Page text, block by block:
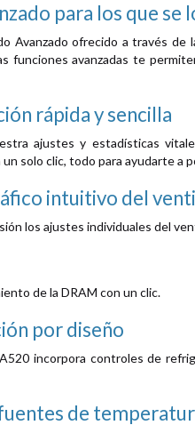
para los que se
Avanzado ofrecido a través
funciones avanzadas te
rápida y sencilla
ajustes y estadísticas
solo clic, todo para ayudarte a
intuitivo del
los ajustes individuales del
de la DRAM con un clic.
por diseño
incorpora controles de
de